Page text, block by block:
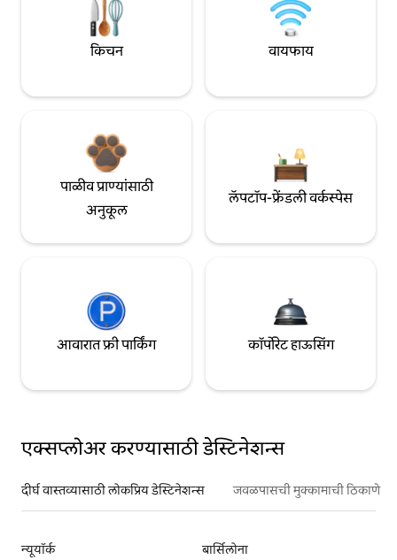
किचन वायफाय
पाळीव प्राण्यांसाठी
अनुकूल
लॅपटॉप-फ्रेंडली वर्कस्पेस
आवारात फ्री पार्किंग कॉर्पोरेट हाऊसिंग
एक्सप्लोअर करण्यासाठी डेस्टिनेशन्स
दीर्घ वास्तव्यासाठी लोकप्रिय डेस्टिनेशन्स जवळपासची मुक्कामाची ठिकाणे
न्यूयॉर्क
बार्सिलोना